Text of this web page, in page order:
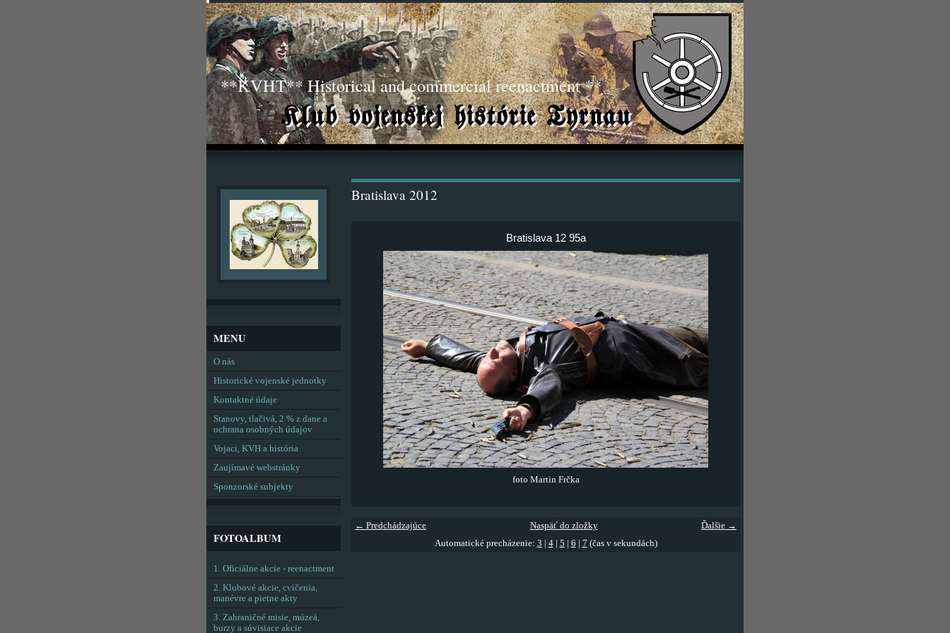
**KVHT** Historical and commercial reenactment **
Bratislava 2012
Bratislava 12 95a
foto Martin Frčka
← Predchádzajúce Ďalšie →
Naspäť do zložky
Automatické precházenie: 3 4| 5 6 7 (čas v sekundách)
MENU
O nás
Historické vojenské jednotky
Kontaktné údaje
Stanovy, tlačivá, 2 % z dane a
ochrana osobných údajov
Vojaci, KVH a história
Zaujímavé webstránky
Sponzorské subjekty
FOTOALBUM
1. Oficiálne akcie - reenactment
2. Klubové akcie, cvičenia,
manévre a pietne akty
3. Zahraničné misie, múzeá,
burzy a súvisiace akcie